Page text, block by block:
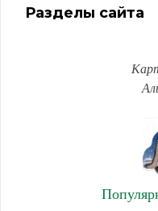
Разделы сайта